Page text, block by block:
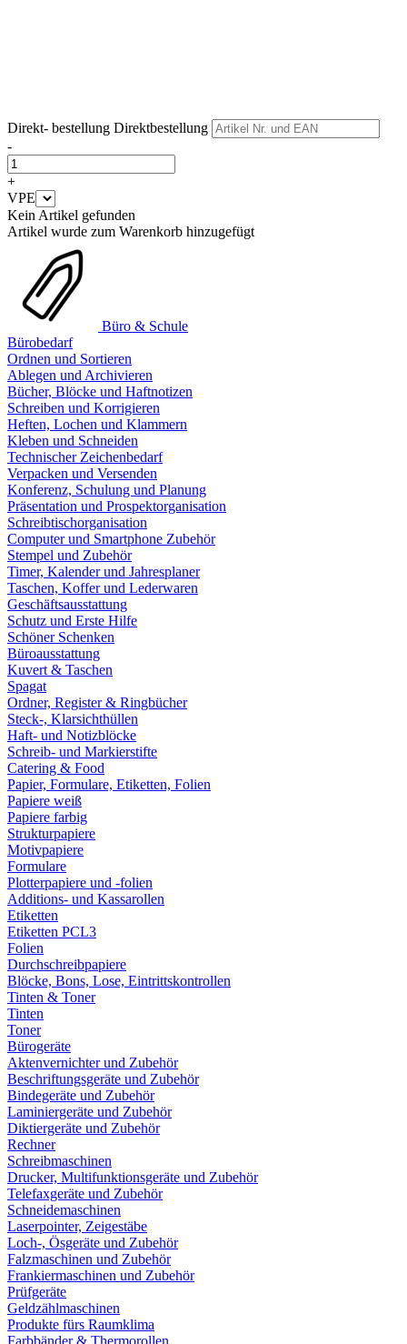
Direkt- bestellung Direktbestellung
-
+
VPE
Kein Artikel gefunden
Artikel wurde zum Warenkorb hinzugefügt
Büro & Schule
Bürobedarf
Ordnen und Sortieren
Ablegen und Archivieren
Bücher, Blöcke und Haftnotizen
Schreiben und Korrigieren
Heften, Lochen und Klammern
Kleben und Schneiden
Technischer Zeichenbedarf
Verpacken und Versenden
Konferenz, Schulung und Planung
Präsentation und Prospektorganisation
Schreibtischorganisation
Computer und Smartphone Zubehör
Stempel und Zubehör
Timer, Kalender und Jahresplaner
Taschen, Koffer und Lederwaren
Geschäftsausstattung
Schutz und Erste Hilfe
Schöner Schenken
Büroausstattung
Kuvert & Taschen
Spagat
Ordner, Register & Ringbücher
Steck-, Klarsichthüllen
Haft- und Notizblöcke
Schreib- und Markierstifte
Catering & Food
Papier, Formulare, Etiketten, Folien
Papiere weiß
Papiere farbig
Strukturpapiere
Motivpapiere
Formulare
Plotterpapiere und -folien
Additions- und Kassarollen
Etiketten
Etiketten PCL3
Folien
Durchschreibpapiere
Blöcke, Bons, Lose, Eintrittskontrollen
Tinten & Toner
Tinten
Toner
Bürogeräte
Aktenvernichter und Zubehör
Beschriftungsgeräte und Zubehör
Bindegeräte und Zubehör
Laminiergeräte und Zubehör
Diktiergeräte und Zubehör
Rechner
Schreibmaschinen
Drucker, Multifunktionsgeräte und Zubehör
Telefaxgeräte und Zubehör
Schneidemaschinen
Laserpointer, Zeigestäbe
Loch-, Ösgeräte und Zubehör
Falzmaschinen und Zubehör
Frankiermaschinen und Zubehör
Prüfgeräte
Geldzählmaschinen
Produkte fürs Raumklima